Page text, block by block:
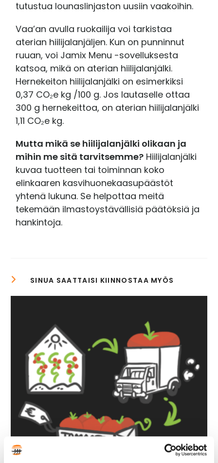
tutustua lounaslinjaston uusiin vaakoihin.
Vaa’an avulla ruokailija voi tarkistaa
aterian hiilijalanjäljen. Kun on punninnut
ruuan, voi Jamix Menu -sovelluksesta
katsoa, mikä on aterian hiilijalanjälki.
Hernekeiton hiilijalanjälki on esimerkiksi
0,37 CO₂e kg /100 g. Jos lautaselle ottaa
300 g hernekeittoa, on aterian hiilijalanjälki
1,11 CO₂e kg.
Mutta mikä se hiilijalanjälki olikaan ja
mihin me sitä tarvitsemme? Hiilijalanjälki
kuvaa tuotteen tai toiminnan koko
elinkaaren kasvihuonekaasupäästöt
yhtenä lukuna. Se helpottaa meitä
tekemään ilmastoystävällisiä päätöksiä ja
hankintoja.